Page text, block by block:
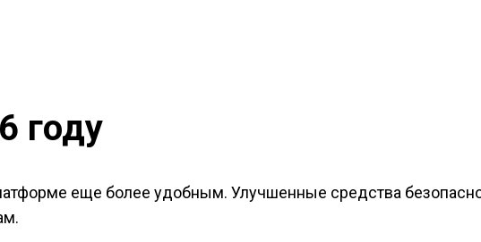
году
еще более удобным. Улучшенные средства